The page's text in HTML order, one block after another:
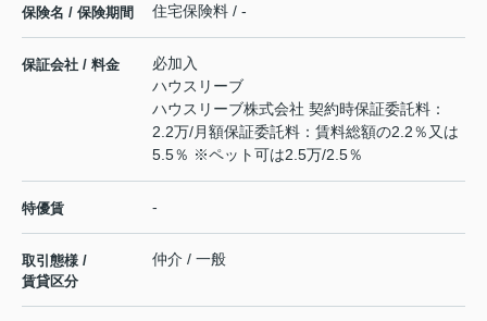
保険名 / 保険期間 住宅保険料 / -
保証会社 / 料金
必加入
ハウスリーブ
ハウスリーブ株式会社 契約時保証委託料：
2.2万/月額保証委託料：賃料総額の2.2％又は
5.5％ ※ペット可は2.5万/2.5％
特優賃 -
取引態様 /
賃貸区分
仲介 / 一般